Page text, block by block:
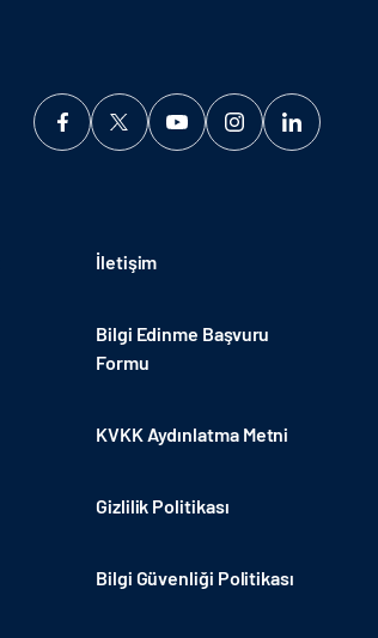
İletişim
Bilgi Edinme Başvuru
Formu
KVKK Aydınlatma Metni
Gizlilik Politikası
Bilgi Güvenliği Politikası